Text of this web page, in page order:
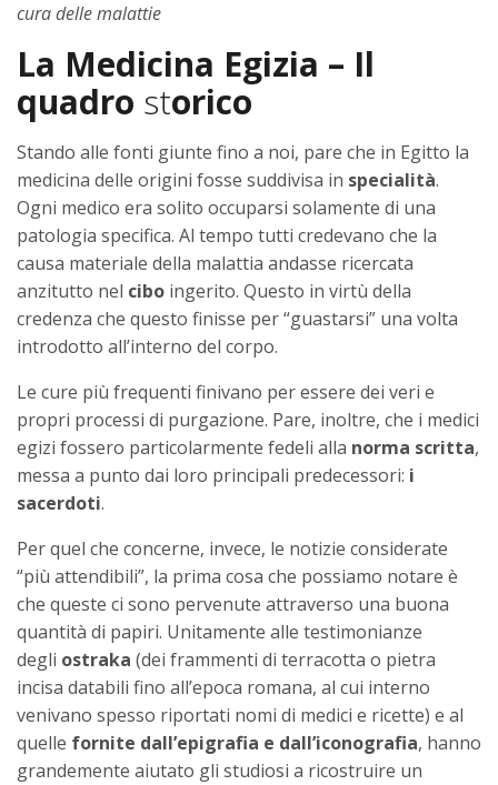
cura delle malattie
La Medicina Egizia – Il
quadro storico
Stando alle fonti giunte fino a noi, pare che in Egitto la
medicina delle origini fosse suddivisa in specialità.
Ogni medico era solito occuparsi solamente di una
patologia specifica. Al tempo tutti credevano che la
causa materiale della malattia andasse ricercata
anzitutto nel cibo ingerito. Questo in virtù della
credenza che questo finisse per “guastarsi” una volta
introdotto all’interno del corpo.
Le cure più frequenti finivano per essere dei veri e
propri processi di purgazione. Pare, inoltre, che i medici
egizi fossero particolarmente fedeli alla norma scritta,
messa a punto dai loro principali predecessori: i
sacerdoti.
Per quel che concerne, invece, le notizie considerate
“più attendibili”, la prima cosa che possiamo notare è
che queste ci sono pervenute attraverso una buona
quantità di papiri. Unitamente alle testimonianze
degli ostraka (dei frammenti di terracotta o pietra
incisa databili fino all’epoca romana, al cui interno
venivano spesso riportati nomi di medici e ricette) e al
quelle fornite dall’epigrafia e dall’iconografia, hanno
grandemente aiutato gli studiosi a ricostruire un